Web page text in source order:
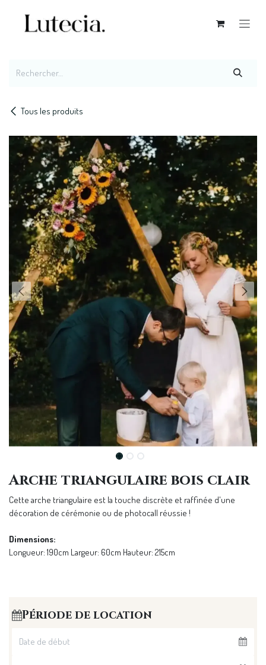
Tous les produits
Arche triangulaire bois clair
Cette arche triangulaire est la touche discrète et raffinée d'une
décoration de cérémonie ou de photocall réussie !
Dimensions:
Longueur: 190cm Largeur: 60cm Hauteur: 215cm
Période de location